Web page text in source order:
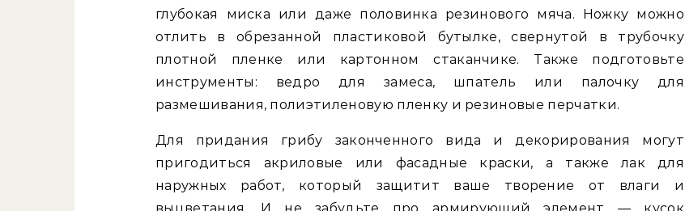
глубокая миска или даже половинка резинового мяча. Ножку можно
отлить в обрезанной пластиковой бутылке, свернутой в трубочку
плотной пленке или картонном стаканчике. Также подготовьте
инструменты: ведро для замеса, шпатель или палочку для
размешивания, полиэтиленовую пленку и резиновые перчатки.
Для придания грибу законченного вида и декорирования могут
пригодиться акриловые или фасадные краски, а также лак для
наружных работ, который защитит ваше творение от влаги и